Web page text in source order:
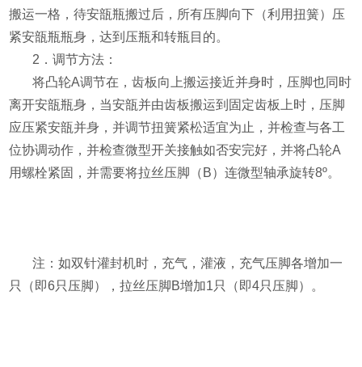
搬运一格，待安瓿瓶搬过后，所有压脚向下（利用扭簧）压
紧安瓿瓶瓶身，达到压瓶和转瓶目的。
2 ．调节方法：
将凸轮A调节在，齿板向上搬运接近并身时，压脚也同时
离开安瓿瓶身，当安瓿并由齿板搬运到固定齿板上时，压脚
应压紧安瓿并身，并调节扭簧紧松适宜为止，并检查与各工
位协调动作，并检查微型开关接触如否安完好，并将凸轮A
用螺栓紧固，并需要将拉丝压脚（ B）连微型轴承旋转8º。
注：如双针灌封机时，充气，灌液，充气压脚各增加一
只（即6只压脚），拉丝压脚B增加1 只（即4只压脚）。